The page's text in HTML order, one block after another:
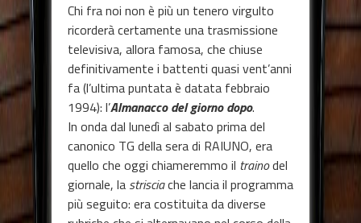
Chi fra noi non è più un tenero virgulto
ricorderà certamente una trasmissione
televisiva, allora famosa, che chiuse
definitivamente i battenti quasi vent’anni
fa (l’ultima puntata è datata febbraio
1994): l’Almanacco del giorno dopo.
In onda dal lunedì al sabato prima del
canonico TG della sera di RAIUNO, era
quello che oggi chiameremmo il trainodel
giornale, la strisciache lancia il programma
più seguito: era costituita da diverse